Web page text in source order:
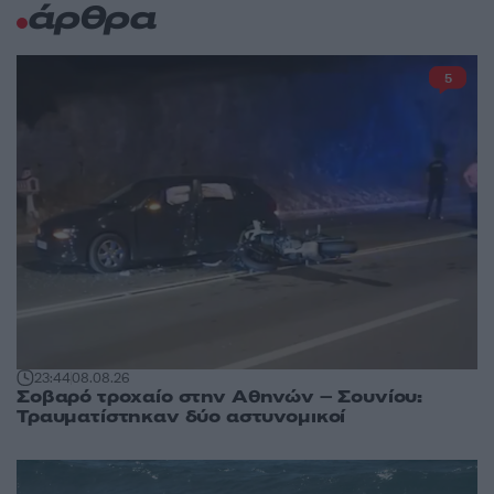
άρθρα
23:4408.08.26
Σοβαρό τροχαίο στην Αθηνών – Σουνίου:
Τραυματίστηκαν δύο αστυνομικοί
5